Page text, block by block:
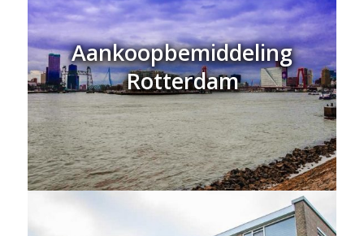
Aankoopbemiddeling
Rotterdam